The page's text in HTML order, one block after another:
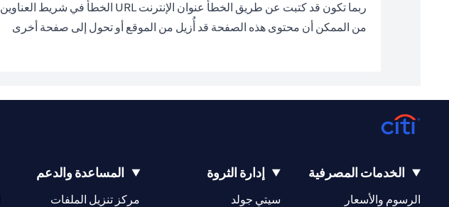
ربما تكون قد كتبت عن طريق الخطأ عنوان الإنترنت URL الخطأ في شريط العناوين
من الممكن أن محتوى هذه الصفحة قد أُزيل من الموقع أو تحول إلى صفحة أخرى
الخدمات المصرفية
الرسوم والأسعار
إدارة الثروة
سيتي جولد
المساعدة والدعم
مركز تنزيل الملفات